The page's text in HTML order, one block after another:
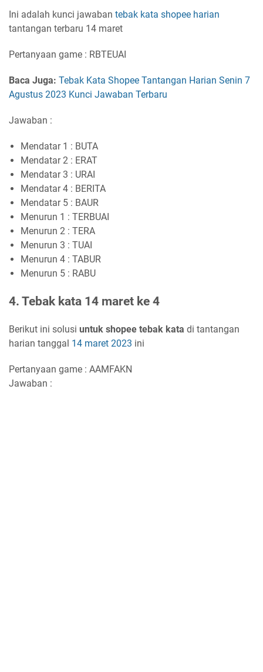
Ini adalah kunci jawaban tebak kata shopee harian
tantangan terbaru 14 maret
Pertanyaan game : RBTEUAI
Baca Juga: Tebak Kata Shopee Tantangan Harian Senin 7
Agustus 2023 Kunci Jawaban Terbaru
Jawaban :
Mendatar 1 : BUTA
Mendatar 2 : ERAT
Mendatar 3 : URAI
Mendatar 4 : BERITA
Mendatar 5 : BAUR
Menurun 1 : TERBUAI
Menurun 2 : TERA
Menurun 3 : TUAI
Menurun 4 : TABUR
Menurun 5 : RABU
4. Tebak kata 14 maret ke 4
Berikut ini solusi untuk shopee tebak kata di tantangan
harian tanggal 14 maret 2023 ini
Pertanyaan game : AAMFAKN
Jawaban :